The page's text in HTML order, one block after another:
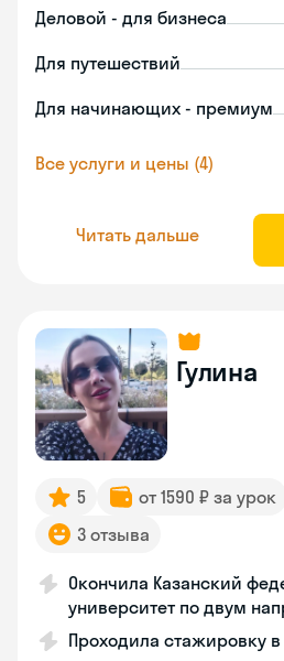
Деловой - для бизнеса
Для путешествий
Для начинающих - премиум
Все услуги и цены (4)
Читать дальше
Гулина
5 от 1590 ₽ за урок
3 отзыва
Окончила Казанский
университет по двум
Проходила стажировку